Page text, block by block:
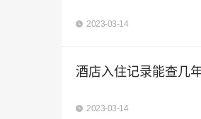
2023-03-14
酒店入住记录能查几
2023-03-14